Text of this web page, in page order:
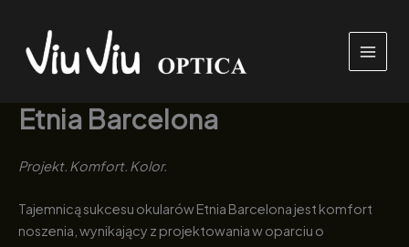
treści
Etnia Barcelona
Projekt. Komfort. Kolor.
Tajemnicą sukcesu okularów Etnia Barcelona jest komfort
noszenia, wynikający z projektowania w oparciu o